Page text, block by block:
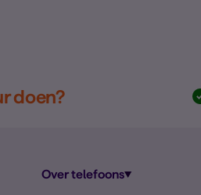
doen?
Over telefoons